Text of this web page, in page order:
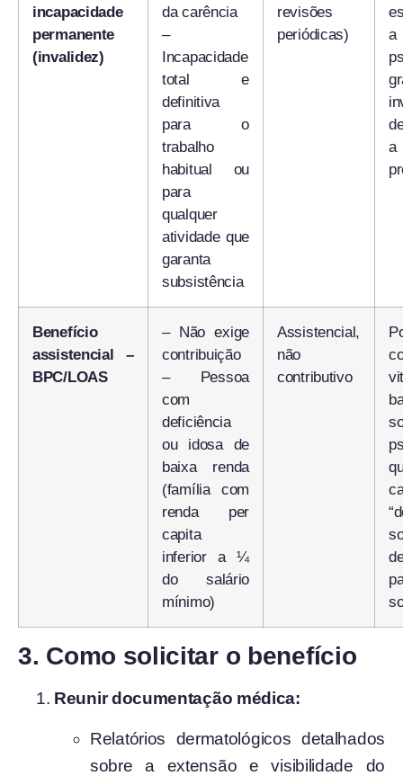
incapacidade
permanente
(invalidez)
da carência
–
Incapacidade
total e
definitiva
para o
trabalho
habitual ou
para
qualquer
atividade que
garanta
subsistência
revisões
periódicas)
a
Benefício
assistencial –
BPC/LOAS
– Não exige
contribuição
– Pessoa
com
deficiência
ou idosa de
baixa renda
(família com
renda per
capita
inferior a ¼
do salário
mínimo)
Assistencial,
não
contributivo
3. Como solicitar o benefício
Reunir documentação médica:
Relatórios dermatológicos detalhados
sobre a extensão e visibilidade do